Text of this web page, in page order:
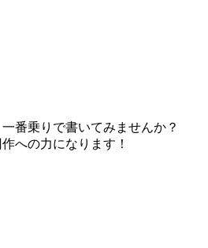
番乗りで書いてみませんか？
への力になります！